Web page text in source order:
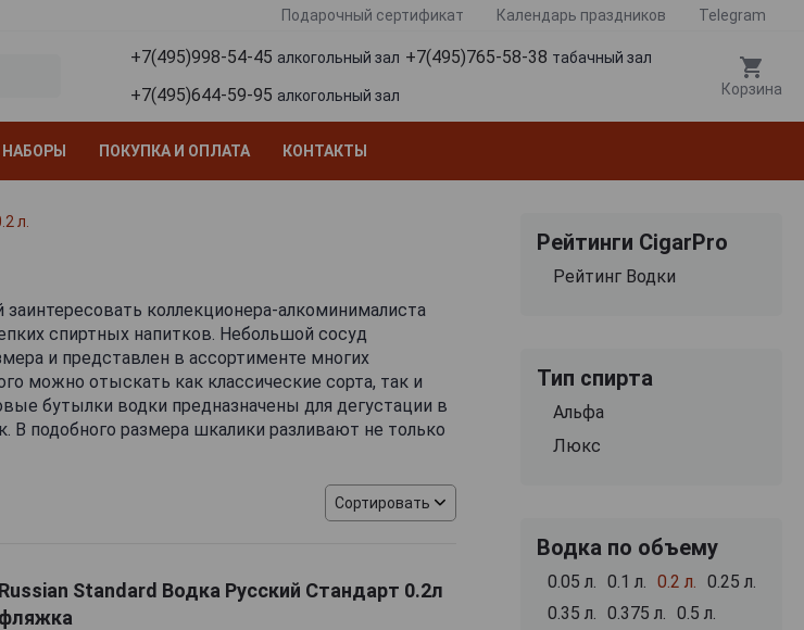
Подарочный сертификат Календарь праздников Telegram
+7(495)998-54-45 алкогольный зал +7(495)765-58-38 табачный зал
+7(495)644-59-95 алкогольный зал Корзина
ПОКУПКА И ОПЛАТА КОНТАКТЫ
л.
коллекционера-алкоминималиста
спиртных напитков. Небольшой сосуд
и представлен в ассортименте многих
можно отыскать как классические сорта, так и
бутылки водки предназначены для дегустации в
В подобного размера шкалики разливают не только
что пробник наверняка поможет каждому
его затем в большем литраже.
Сортировать
Russian Standard Водка Русский Стандарт 0.2л
фляжка
Рейтинги CigarPro
Рейтинг Водки
Тип спирта
Альфа
Люкс
Водка по объему
0.05 л. 0.1 л. 0.2 л.
0.25 л.
0.35 л.
0.375 л.
0.5 л.